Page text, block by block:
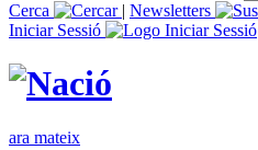
Cerca
| Newsletters
Iniciar Sessió
ara mateix